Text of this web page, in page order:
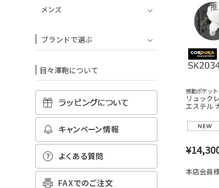
メンズ
ブランドで選ぶ
目々澤鞄について
感動ポケッ
リュック
エステル
¥
本店会員